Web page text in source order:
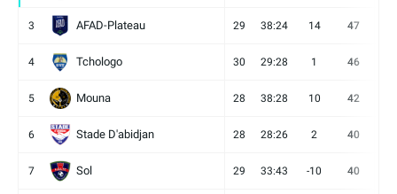
3 AFAD-Plateau 29 38:24 14 47
4 Tchologo 30 29:28 1 46
5 Mouna 28 38:28 10 42
6 Stade D'abidjan 28 28:26 2 40
7 Sol 29 33:43 -10 40